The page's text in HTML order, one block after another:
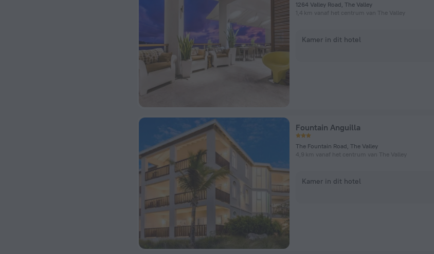
1264 Valley Road, The Valley
1,4 km vanaf het centrum van The Valley
Kamer in dit hotel
Fountain Anguilla
The Fountain Road, The Valley
4,9 km vanaf het centrum van The Valley
Kamer in dit hotel